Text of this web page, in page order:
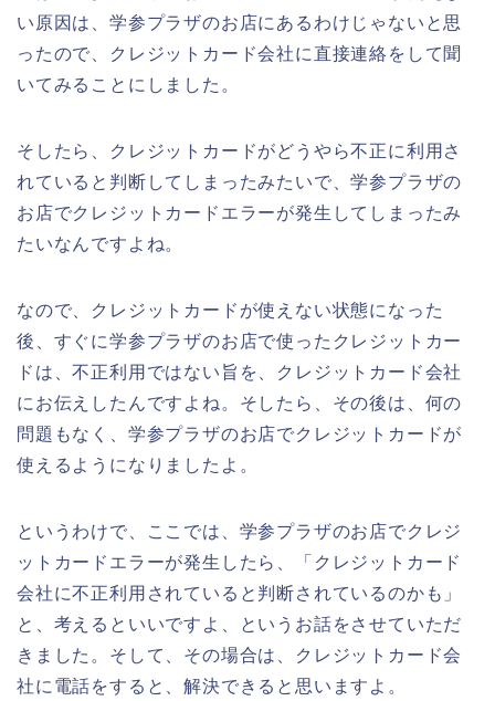
い原因は、学参プラザのお店にあるわけじゃないと思
ったので、クレジットカード会社に直接連絡をして聞
いてみることにしました。
そしたら、クレジットカードがどうやら不正に利用さ
れていると判断してしまったみたいで、学参プラザの
お店でクレジットカードエラーが発生してしまったみ
たいなんですよね。
なので、クレジットカードが使えない状態になった
後、すぐに学参プラザのお店で使ったクレジットカー
ドは、不正利用ではない旨を、クレジットカード会社
にお伝えしたんですよね。そしたら、その後は、何の
問題もなく、学参プラザのお店でクレジットカードが
使えるようになりましたよ。
というわけで、ここでは、学参プラザのお店でクレジ
ットカードエラーが発生したら、「クレジットカード
会社に不正利用されていると判断されているのかも」
と、考えるといいですよ、というお話をさせていただ
きました。そして、その場合は、クレジットカード会
社に電話をすると、解決できると思いますよ。